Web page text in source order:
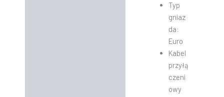
Typ
gniaz
da:
Euro
Kabel
przyłą
czeni
owy